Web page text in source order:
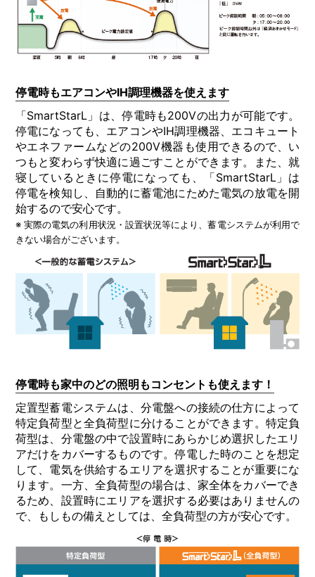
停電時もエアコンやIH調理機器を使えます
「SmartStarL」は、停電時も200Vの出⼒が可能です。
停電になっても、エアコンやIH調理機器、エコキュート
やエネファームなどの200V機器も使⽤できるので、い
つもと変わらず快適に過ごすことができます。また、就
寝しているときに停電になっても、「SmartStarL」は
停電を検知し、⾃動的に蓄電池にためた電気の放電を開
始するので安⼼です。
※ 実際の電気の利⽤状況・設置状況等により、蓄電システムが利⽤で
きない場合がございます。
停電時も家中のどの照明もコンセントも使えます！
定置型蓄電システムは、分電盤への接続の仕⽅によって
特定負荷型と全負荷型に分けることができます。特定負
荷型は、分電盤の中で設置時にあらかじめ選択したエリ
アだけをカバーするものです。停電した時のことを想定
して、電気を供給するエリアを選択することが重要にな
ります。⼀⽅、全負荷型の場合は、家全体をカバーでき
るため、設置時にエリアを選択する必要はありませんの
で、もしもの備えとしては、全負荷型の方が安⼼です。